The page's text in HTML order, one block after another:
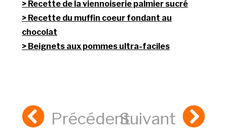
Recette de la viennoiserie palmier sucré
Recette du muffin coeur fondant au
chocolat
Beignets aux pommes ultra-faciles
PrécédentSuivant